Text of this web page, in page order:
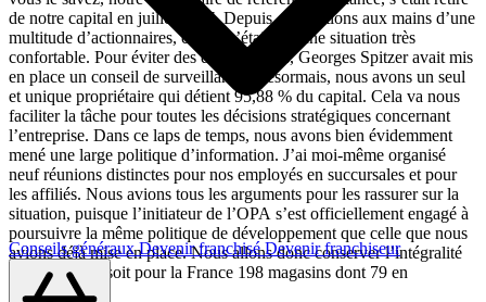
Conseils générauxDevenir franchiséDevenir franchiseur
de notre capital en juillet 2007. Depuis, nous étions aux mains d’une
multitude d’actionnaires, ce qui n’était pas une situation très
confortable. Pour éviter des déconvenues, Georges Spitzer avait mis
en place un conseil de surveillance. Désormais, nous avons un seul
et unique propriétaire qui détient 95,88 % du capital. Cela va nous
faciliter la tâche pour toutes les décisions stratégiques concernant
l’entreprise. Dans ce laps de temps, nous avons bien évidemment
mené une large politique d’information. J’ai moi-même organisé
neuf réunions distinctes pour nos employés en succursales et pour
les affiliés. Nous avions tous les arguments pour les rassurer sur la
situation, puisque l’initiateur de l’OPA s’est officiellement engagé à
poursuivre la même politique de développement que celle que nous
avions déjà mise en place. Nous allons donc conserver l’intégralité
de notre parc, soit pour la France 198 magasins dont 79 en
affiliation.